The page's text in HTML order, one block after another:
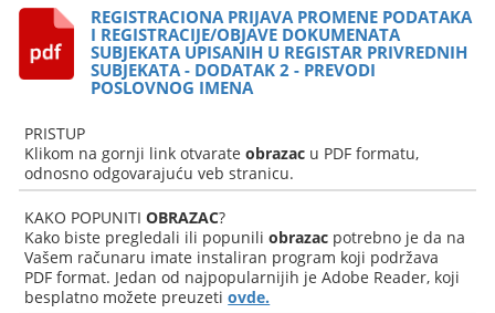
REGISTRACIONA PRIJAVA PROMENE PODATAKA
I REGISTRACIJE/OBJAVE DOKUMENATA
SUBJEKATA UPISANIH U REGISTAR PRIVREDNIH
SUBJEKATA - DODATAK 2 - PREVODI
POSLOVNOG IMENA
PRISTUP
Klikom na gornji link otvarateobrazac u PDF formatu,
odnosno odgovarajuću veb stranicu.
KAKO POPUNITIOBRAZAC?
Kako biste pregledali ili popuniliobrazac potrebno je da na
Vašem računaru imate instaliran program koji podržava
PDF format. Jedan od najpopularnijih je Adobe Reader, koji
besplatno možete preuzetiovde.